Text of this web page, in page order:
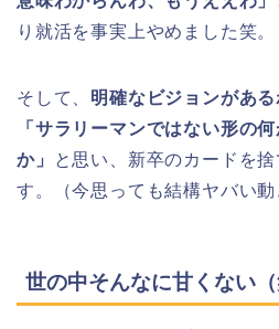
り就活を事実上やめました笑。
そして、 明確なビジョンがある
「サラリーマンではない形の
か」
と思い、新卒のカードを
す。（今思っても結構ヤバい動
世の中そんなに甘くない（